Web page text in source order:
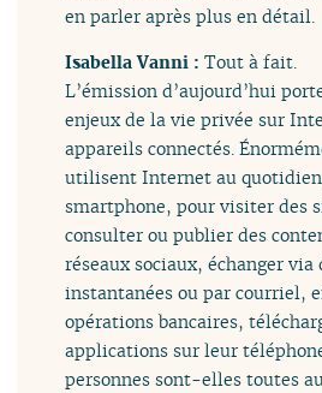
en parler après plus en détail.
Isabella Vanni :Tout à fait.
L’émission d’aujourd’hui
enjeux de la vie privée sur
appareils connectés.
utilisent Internet au
smartphone, pour visiter des
consulter ou publier des
réseaux sociaux, échanger via
instantanées ou par courriel,
opérations bancaires,
applications sur leur
personnes sont-elles toutes